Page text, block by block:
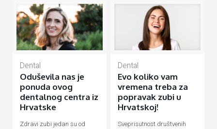
Dental
Oduševila nas je
ponuda ovog
dentalnog centra iz
Hrvatske
Zdravi zubi jedan su od
Dental
Evo koliko vam
vremena treba za
popravak zubi u
Hrvatskoj!
Sveprisutnost društvenih